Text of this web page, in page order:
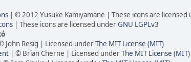
| © 2012 Yusuke Kamiyamane | These icons are
| These icons are licensed underGNU LGPLv3
John Resig | Licensed underThe MIT License (MIT)
| © Brian Cherne | Licensed underThe MIT License (MIT)